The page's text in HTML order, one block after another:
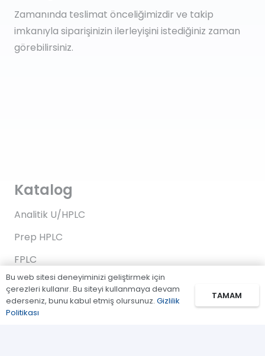
Zamanında teslimat önceliğimizdir ve takip
imkanıyla siparişinizin ilerleyişini istediğiniz zaman
görebilirsiniz.
Katalog
Analitik U/HPLC
Prep HPLC
FPLC
Gaz Kromatografi
Standartlar/Reaktifler
Bu web sitesi deneyiminizi geliştirmek için
çerezleri kullanır. Bu siteyi kullanmaya devam
ederseniz, bunu kabul etmiş olursunuz. Gizlilik
Politikası
TAMAM